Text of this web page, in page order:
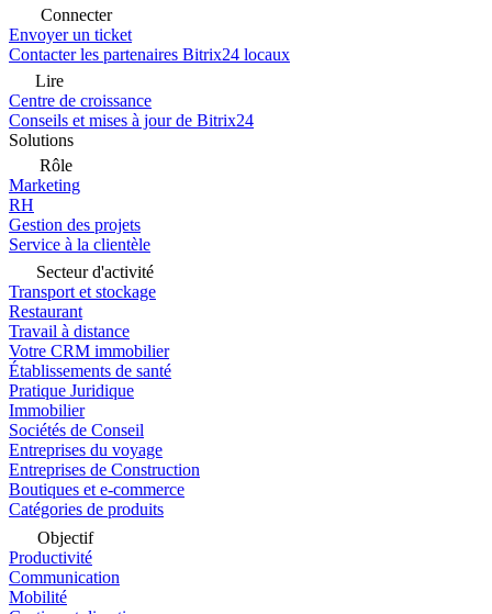
Connecter
Envoyer un ticket
Contacter les partenaires Bitrix24 locaux
Lire
Centre de croissance
Conseils et mises à jour de Bitrix24
Solutions
Rôle
Marketing
RH
Gestion des projets
Service à la clientèle
Secteur d'activité
Transport et stockage
Restaurant
Travail à distance
Votre CRM immobilier
Établissements de santé
Pratique Juridique
Immobilier
Sociétés de Conseil
Entreprises du voyage
Entreprises de Construction
Boutiques et e-commerce
Catégories de produits
Objectif
Productivité
Communication
Mobilité